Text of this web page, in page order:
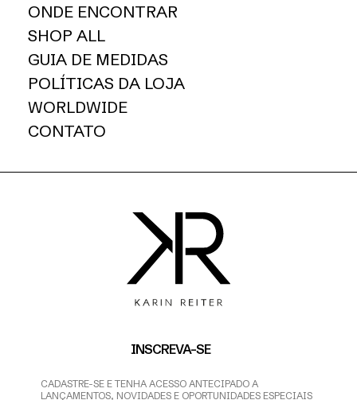
ONDE ENCONTRAR
SHOP ALL
GUIA DE MEDIDAS
POLÍTICAS DA LOJA
WORLDWIDE
CONTATO
INSCREVA-SE
CADASTRE-SE E TENHA ACESSO ANTECIPADO A
LANÇAMENTOS, NOVIDADES E OPORTUNIDADES ESPECIAIS